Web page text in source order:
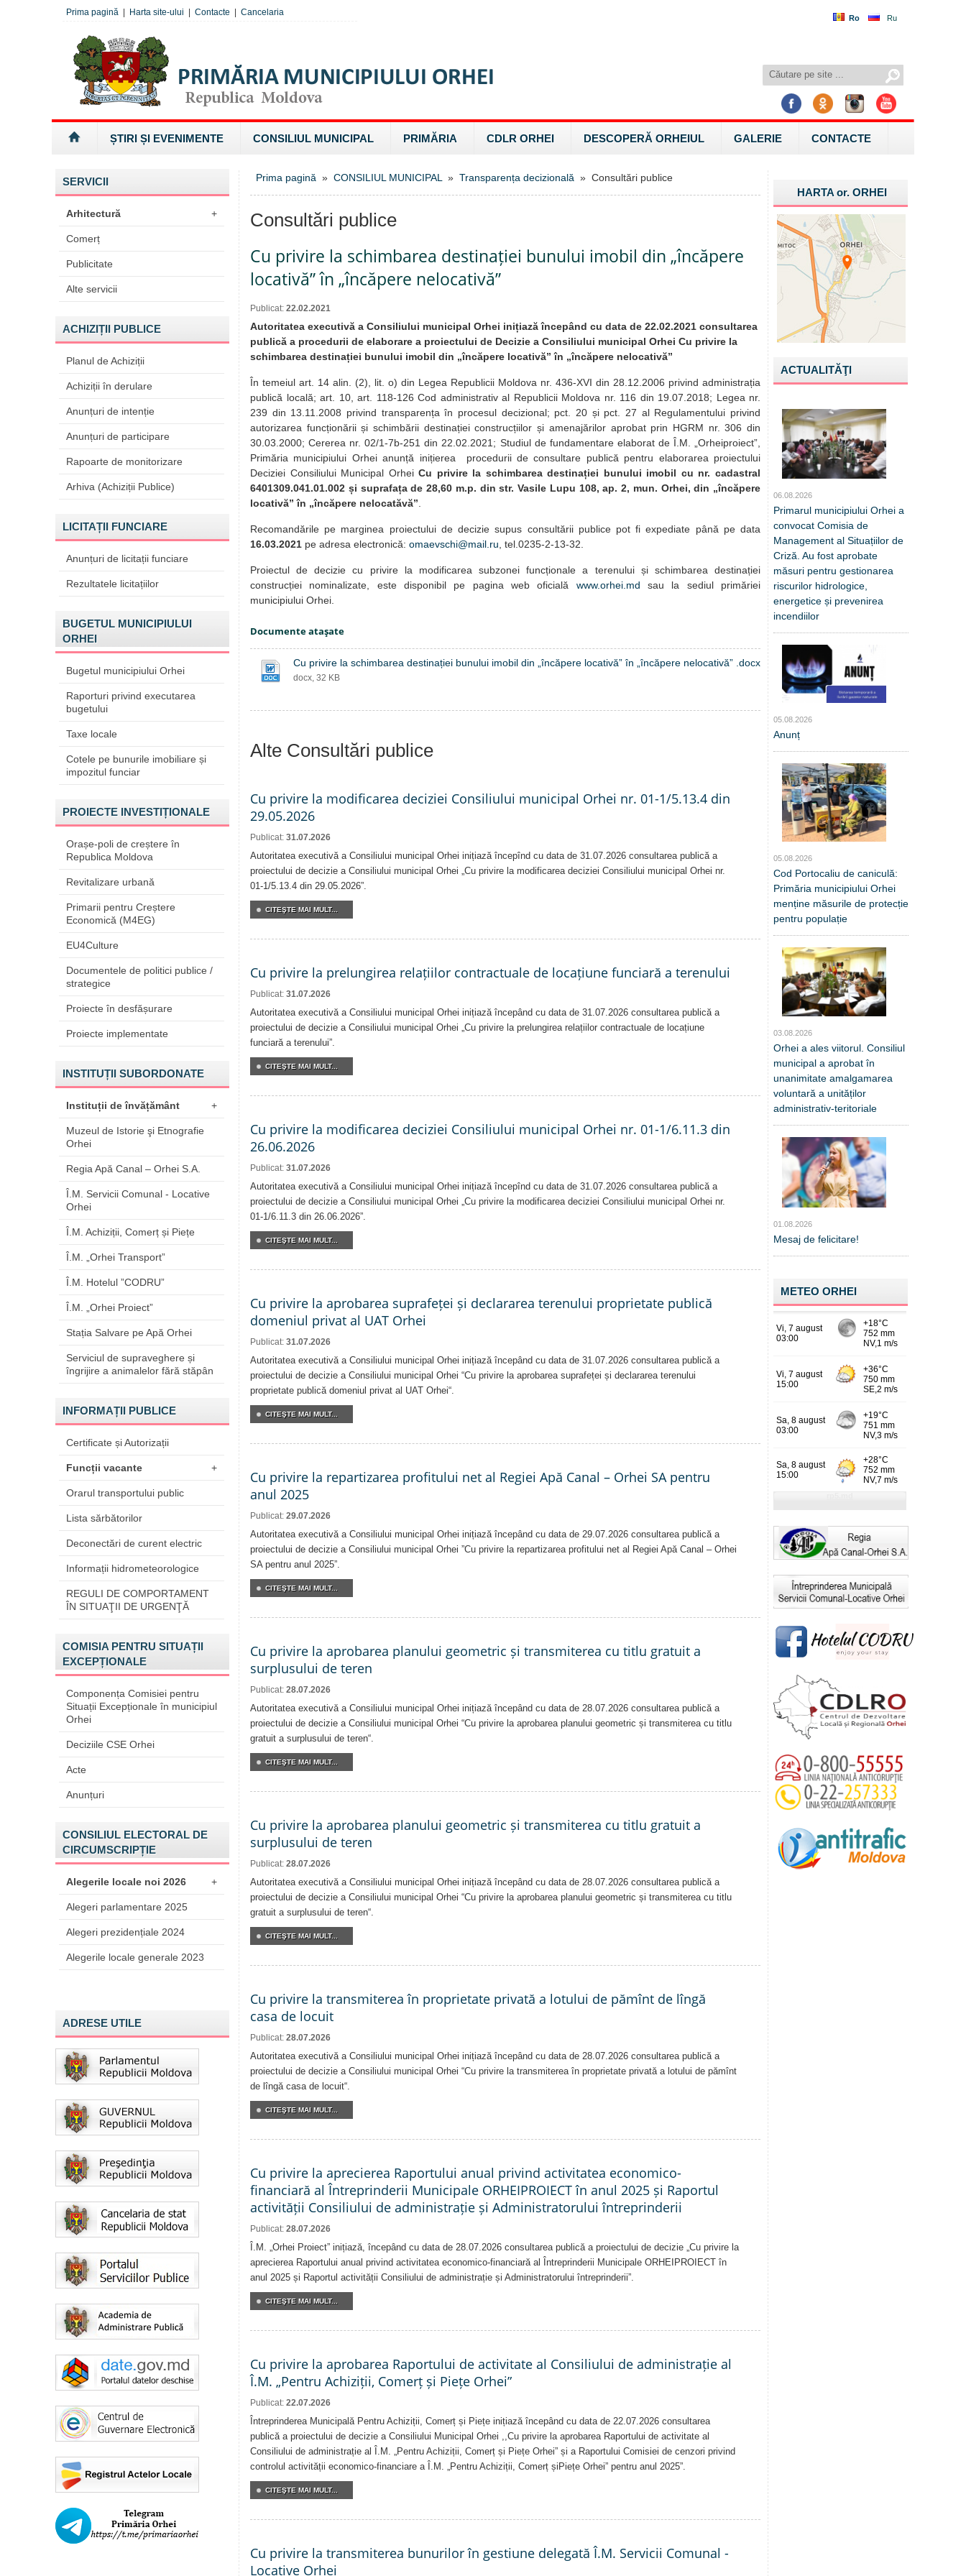
Ro Ru
Prima pagină Harta site-ului Contacte Cancelaria
ȘTIRI ȘI EVENIMENTE CONSILIUL MUNICIPAL PRIMĂRIA CDLR ORHEI DESCOPERĂ ORHEIUL GALERIE CONTACTE
SERVICII
Arhitectură +
Comerț
Publicitate
Alte servicii
ACHIZIȚII PUBLICE
Planul de Achiziții
Achiziții în derulare
Anunțuri de intenție
Anunțuri de participare
Rapoarte de monitorizare
Arhiva (Achiziții Publice)
LICITAȚII FUNCIARE
Anunțuri de licitații funciare
Rezultatele licitațiilor
BUGETUL MUNICIPIULUI
ORHEI
Bugetul municipiului Orhei
Raporturi privind executarea
bugetului
Taxe locale
Cotele pe bunurile imobiliare și
impozitul funciar
PROIECTE INVESTIȚIONALE
Orașe-poli de creștere în
Republica Moldova
Revitalizare urbană
Primarii pentru Creștere
Economică (M4EG)
EU4Culture
Documentele de politici publice /
strategice
Proiecte în desfășurare
Proiecte implementate
INSTITUȚII SUBORDONATE
Instituții de învățământ +
Muzeul de Istorie şi Etnografie
Orhei
Regia Apă Canal – Orhei S.A.
Î.M. Servicii Comunal - Locative
Orhei
Î.M. Achiziții, Comerț și Piețe
Î.M. „Orhei Transport”
Î.M. Hotelul ”CODRU”
Î.M. „Orhei Proiect”
Stația Salvare pe Apă Orhei
Serviciul de supraveghere și
îngrijire a animalelor fără stăpân
INFORMAȚII PUBLICE
Certificate și Autorizații
Funcții vacante +
Orarul transportului public
Lista sărbătorilor
Deconectări de curent electric
Informații hidrometeorologice
REGULI DE COMPORTAMENT
ÎN SITUAŢII DE URGENŢĂ
COMISIA PENTRU SITUAȚII
EXCEPȚIONALE
Componența Comisiei pentru
Situații Excepționale în municipiul
Orhei
Deciziile CSE Orhei
Acte
Anunțuri
CONSILIUL ELECTORAL DE
CIRCUMSCRIPȚIE
Alegerile locale noi 2026 +
Alegeri parlamentare 2025
Alegeri prezidențiale 2024
Alegerile locale generale 2023
ADRESE UTILE
Prima pagină » CONSILIUL MUNICIPAL » Transparența decizională » Consultări publice
Consultări publice
Cu privire la schimbarea destinației bunului imobil din „încăpere
locativă” în „încăpere nelocativă”
Publicat: 22.02.2021
Autoritatea executivă a Consiliului municipal Orhei inițiază începând cu data de 22.02.2021 consultarea
publică a procedurii de elaborare a proiectului de Decizie a Consiliului municipal Orhei Cu privire la
schimbarea destinației bunului imobil din „încăpere locativă” în „încăpere nelocativă”
În temeiul art. 14 alin. (2), lit. o) din Legea Republicii Moldova nr. 436-XVI din 28.12.2006 privind administrația
publică locală; art. 10, art. 118-126 Cod administrativ al Republicii Moldova nr. 116 din 19.07.2018; Legea nr.
239 din 13.11.2008 privind transparența în procesul decizional; pct. 20 și pct. 27 al Regulamentului privind
autorizarea funcționării și schimbării destinației construcțiilor și amenajărilor aprobat prin HGRM nr. 306 din
30.03.2000; Cererea nr. 02/1-7b-251 din 22.02.2021; Studiul de fundamentare elaborat de Î.M. „Orheiproiect”,
Primăria municipiului Orhei anunță inițierea procedurii de consultare publică pentru elaborarea proiectului
Deciziei Consiliului Municipal OrheiCu privire la schimbarea destinației bunului imobil cu nr. cadastral
6401309.041.01.002 și suprafața de 28,60 m.p. din str. Vasile Lupu 108, ap. 2, mun. Orhei, din „încăpere
locativă” în „încăpere nelocatăvă”
Recomandările pe marginea proiectului de decizie supus consultării publice pot fi expediate până pe data
16.03.2021 pe adresa electronică: omaevschi@mail.ru , tel.0235-2-13-32.
Proiectul de decizie cu privire la modificarea subzonei funcționale a terenului și schimbarea destinației
construcției nominalizate, este disponibil pe pagina web oficială www.orhei.md sau la sediul primăriei
municipiului Orhei.
Documente ataşate
Cu privire la schimbarea destinației bunului imobil din „încăpere locativă” în „încăpere nelocativă” .docx
docx, 32 KB
Alte Consultări publice
Cu privire la modificarea deciziei Consiliului municipal Orhei nr. 01-1/5.13.4 din
29.05.2026
Publicat: 31.07.2026
Autoritatea executivă a Consiliului municipal Orhei inițiază începînd cu data de 31.07.2026 consultarea publică a
proiectului de decizie a Consiliului municipal Orhei „Cu privire la modificarea deciziei Consiliului municipal Orhei nr.
01-1/5.13.4 din 29.05.2026”.
CITEŞTE MAI MULT...
Cu privire la prelungirea relațiilor contractuale de locațiune funciară a terenului
Publicat: 31.07.2026
Autoritatea executivă a Consiliului municipal Orhei inițiază începând cu data de 31.07.2026 consultarea publică a
proiectului de decizie a Consiliului municipal Orhei „Cu privire la prelungirea relațiilor contractuale de locațiune
funciară a terenului”.
CITEŞTE MAI MULT...
Cu privire la modificarea deciziei Consiliului municipal Orhei nr. 01-1/6.11.3 din
26.06.2026
Publicat: 31.07.2026
Autoritatea executivă a Consiliului municipal Orhei inițiază începînd cu data de 31.07.2026 consultarea publică a
proiectului de decizie a Consiliului municipal Orhei „Cu privire la modificarea deciziei Consiliului municipal Orhei nr.
01-1/6.11.3 din 26.06.2026”.
CITEŞTE MAI MULT...
Cu privire la aprobarea suprafeței și declararea terenului proprietate publică
domeniul privat al UAT Orhei
Publicat: 31.07.2026
Autoritatea executivă a Consiliului municipal Orhei inițiază începând cu data de 31.07.2026 consultarea publică a
proiectului de decizie a Consiliului municipal Orhei “Cu privire la aprobarea suprafeței și declararea terenului
proprietate publică domeniul privat al UAT Orhei“.
CITEŞTE MAI MULT...
Cu privire la repartizarea profitului net al Regiei Apă Canal – Orhei SA pentru
anul 2025
Publicat: 29.07.2026
Autoritatea executivă a Consiliului municipal Orhei inițiază începând cu data de 29.07.2026 consultarea publică a
proiectului de decizie a Consiliului municipal Orhei ”Cu privire la repartizarea profitului net al Regiei Apă Canal – Orhei
SA pentru anul 2025”.
CITEŞTE MAI MULT...
Cu privire la aprobarea planului geometric și transmiterea cu titlu gratuit a
surplusului de teren
Publicat: 28.07.2026
Autoritatea executivă a Consiliului municipal Orhei inițiază începând cu data de 28.07.2026 consultarea publică a
proiectului de decizie a Consiliului municipal Orhei “Cu privire la aprobarea planului geometric și transmiterea cu titlu
gratuit a surplusului de teren“.
CITEŞTE MAI MULT...
Cu privire la aprobarea planului geometric și transmiterea cu titlu gratuit a
surplusului de teren
Publicat: 28.07.2026
Autoritatea executivă a Consiliului municipal Orhei inițiază începând cu data de 28.07.2026 consultarea publică a
proiectului de decizie a Consiliului municipal Orhei “Cu privire la aprobarea planului geometric și transmiterea cu titlu
gratuit a surplusului de teren“.
CITEŞTE MAI MULT...
Cu privire la transmiterea în proprietate privată a lotului de pămînt de lîngă
casa de locuit
Publicat: 28.07.2026
Autoritatea executivă a Consiliului municipal Orhei inițiază începând cu data de 28.07.2026 consultarea publică a
proiectului de decizie a Consiliului municipal Orhei “Cu privire la transmiterea în proprietate privată a lotului de pămînt
de lîngă casa de locuit“.
CITEŞTE MAI MULT...
Cu privire la aprecierea Raportului anual privind activitatea economico-
financiară al Întreprinderii Municipale ORHEIPROIECT în anul 2025 și Raportul
activității Consiliului de administrație și Administratorului întreprinderii
Publicat: 28.07.2026
Î.M. „Orhei Proiect” inițiază, începând cu data de 28.07.2026 consultarea publică a proiectului de decizie „Cu privire la
aprecierea Raportului anual privind activitatea economico-financiară al Întreprinderii Municipale ORHEIPROIECT în
anul 2025 și Raportul activității Consiliului de administrație și Administratorului întreprinderii”.
CITEŞTE MAI MULT...
Cu privire la aprobarea Raportului de activitate al Consiliului de administrație al
Î.M. „Pentru Achiziții, Comerț și Piețe Orhei”
Publicat: 22.07.2026
Întreprinderea Municipală Pentru Achiziții, Comerț și Piețe inițiază începând cu data de 22.07.2026 consultarea
publică a proiectului de decizie a Consiliului Municipal Orhei ,,Cu privire la aprobarea Raportului de activitate al
Consiliului de administrație al Î.M. „Pentru Achiziții, Comerț și Piețe Orhei” și a Raportului Comisiei de cenzori privind
controlul activității economico-financiare a Î.M. „Pentru Achiziții, Comerț șiPiețe Orhei” pentru anul 2025”.
CITEŞTE MAI MULT...
Cu privire la transmiterea bunurilor în gestiune delegată Î.M. Servicii Comunal -
Locative Orhei
HARTA or.ORHEI
ACTUALITĂŢI
06.08.2026
Primarul municipiului Orhei a
convocat Comisia de
Management al Situațiilor de
Criză. Au fost aprobate
măsuri pentru gestionarea
riscurilor hidrologice,
energetice și prevenirea
incendiilor
05.08.2026
Anunț
05.08.2026
Cod Portocaliu de caniculă:
Primăria municipiului Orhei
menține măsurile de protecție
pentru populație
03.08.2026
Orhei a ales viitorul. Consiliul
municipal a aprobat în
unanimitate amalgamarea
voluntară a unităților
administrativ-teritoriale
01.08.2026
Mesaj de felicitare!
METEO ORHEI